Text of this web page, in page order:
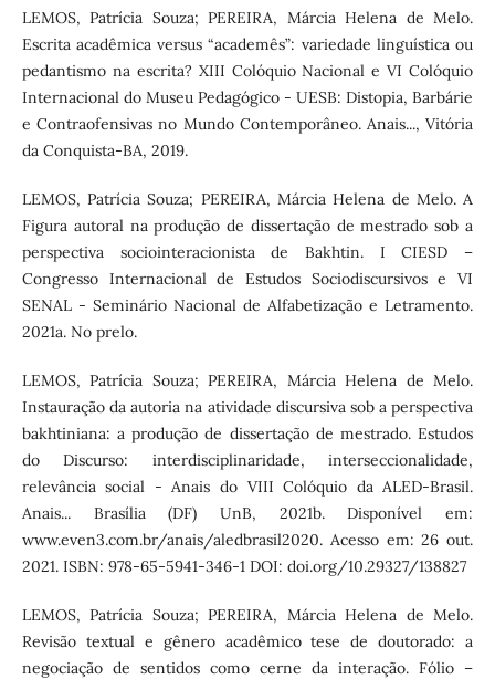
LEMOS, Patrícia Souza; PEREIRA, Márcia Helena de Melo.
Escrita acadêmica versus “academês”: variedade linguística ou
pedantismo na escrita? XIII Colóquio Nacional e VI Colóquio
Internacional do Museu Pedagógico - UESB: Distopia, Barbárie
e Contraofensivas no Mundo Contemporâneo. Anais..., Vitória
da Conquista-BA, 2019.
LEMOS, Patrícia Souza; PEREIRA, Márcia Helena de Melo. A
Figura autoral na produção de dissertação de mestrado sob a
perspectiva sociointeracionista de Bakhtin. I CIESD –
Congresso Internacional de Estudos Sociodiscursivos e VI
SENAL - Seminário Nacional de Alfabetização e Letramento.
2021a. No prelo.
LEMOS, Patrícia Souza; PEREIRA, Márcia Helena de Melo.
Instauração da autoria na atividade discursiva sob a perspectiva
bakhtiniana: a produção de dissertação de mestrado. Estudos
do Discurso: interdisciplinaridade, interseccionalidade,
relevância social - Anais do VIII Colóquio da ALED-Brasil.
Anais... Brasília (DF) UnB, 2021b. Disponível em:
www.even3.com.br/anais/aledbrasil2020. Acesso em: 26 out.
2021. ISBN: 978-65-5941-346-1 DOI: doi.org/10.29327/138827
LEMOS, Patrícia Souza; PEREIRA, Márcia Helena de Melo.
Revisão textual e gênero acadêmico tese de doutorado: a
negociação de sentidos como cerne da interação. Fólio –